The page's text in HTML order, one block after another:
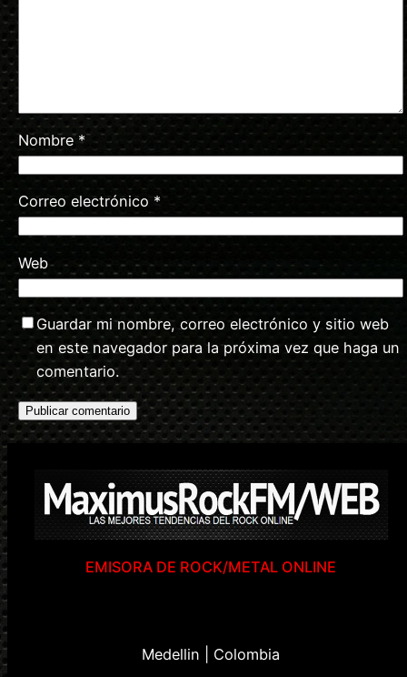
Nombre*
Correo electrónico *
Web
Guardar mi nombre, correo electrónico y sitio web
en este navegador para la próxima vez que haga un
comentario.
EMISORA DE ROCK/METAL ONLINE
Medellin | Colombia